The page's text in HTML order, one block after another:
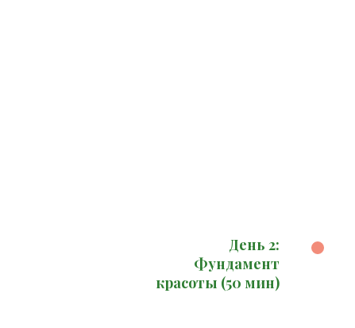
День 2:
Фундамент
красоты (50 мин)